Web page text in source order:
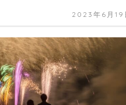
2023年6月19